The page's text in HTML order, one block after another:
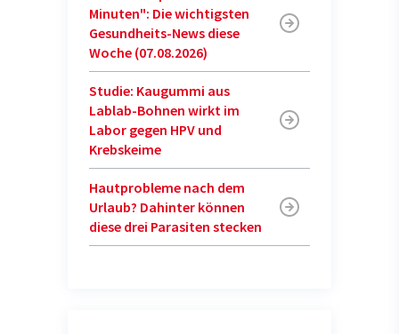
Minuten": Die wichtigsten
Gesundheits-News diese
Woche (07.08.2026)
Studie: Kaugummi aus
Lablab-Bohnen wirkt im
Labor gegen HPV und
Krebskeime
Hautprobleme nach dem
Urlaub? Dahinter können
diese drei Parasiten stecken